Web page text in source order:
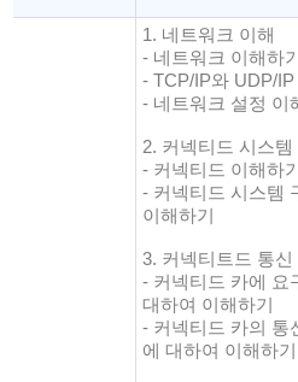
1. 네트워크 이해
- 네트워크 이해하
- TCP/IP와 UDP/IP
- 네트워크 설정 이
2. 커넥티드 시스템
- 커넥티드 이해하
- 커넥티드 시스템
이해하기
3. 커넥티트드 통신
- 커넥티드 카에 요
대하여 이해하기
- 커넥티드 카의 통
에 대하여 이해하기